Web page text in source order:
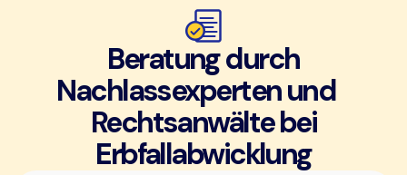
Beratung durch
Nachlassexperten und
Rechtsanwälte bei
Erbfallabwicklung